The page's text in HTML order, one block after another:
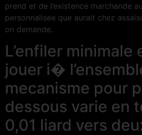
prend et de l’existence marchande
personnalisee que aurait chez
on demande.
L’enfiler minimale
jouer i�
mecanisme pour
dessous varie en
0,01 liard vers